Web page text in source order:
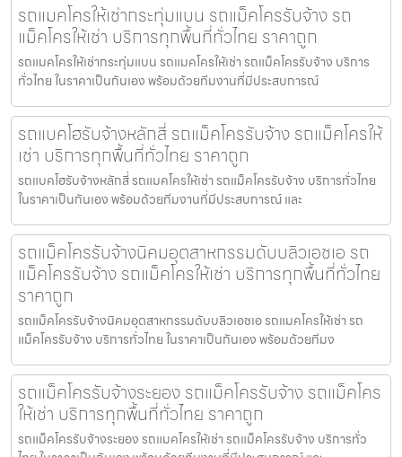
รถแมคโครให้เช่ากระทุ่มแบน รถแม็คโครรับจ้าง รถ
แม็คโครให้เช่า บริการทุกพื้นที่ทั่วไทย ราคาถูก
รถแมคโครให้เช่ากระทุ่มแบน รถแมคโครให้เช่า รถแม็คโครรับจ้าง บริการ
ทั่วไทย ในราคาเป็นกันเอง พร้อมด้วยทีมงานที่มีประสบการณ์
รถแบคโฮรับจ้างหลักสี่ รถแม็คโครรับจ้าง รถแม็คโครให้
เช่า บริการทุกพื้นที่ทั่วไทย ราคาถูก
รถแบคโฮรับจ้างหลักสี่ รถแมคโครให้เช่า รถแม็คโครรับจ้าง บริการทั่วไทย
ในราคาเป็นกันเอง พร้อมด้วยทีมงานที่มีประสบการณ์ และ
รถแม็คโครรับจ้างนิคมอุตสาหกรรมดับบลิวเอชเอ รถ
แม็คโครรับจ้าง รถแม็คโครให้เช่า บริการทุกพื้นที่ทั่วไทย
ราคาถูก
รถแม็คโครรับจ้างนิคมอุตสาหกรรมดับบลิวเอชเอ รถแมคโครให้เช่า รถ
แม็คโครรับจ้าง บริการทั่วไทย ในราคาเป็นกันเอง พร้อมด้วยทีมง
รถแม็คโครรับจ้างระยอง รถแม็คโครรับจ้าง รถแม็คโคร
ให้เช่า บริการทุกพื้นที่ทั่วไทย ราคาถูก
รถแม็คโครรับจ้างระยอง รถแมคโครให้เช่า รถแม็คโครรับจ้าง บริการทั่ว